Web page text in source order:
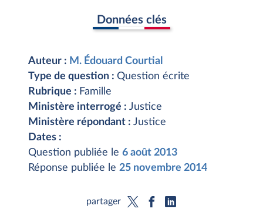
Données clés
Auteur : M. Édouard Courtial
Type de question : Question écrite
Rubrique : Famille
Ministère interrogé : Justice
Ministère répondant : Justice
Dates :
Question publiée le 6 août 2013
Réponse publiée le 25 novembre 2014
partager